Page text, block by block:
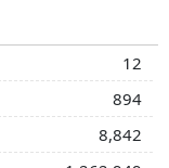
12